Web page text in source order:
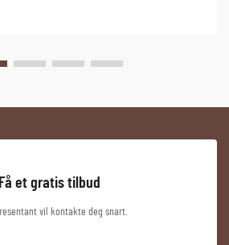
Få et gratis tilbud
vil kontakte deg snart.